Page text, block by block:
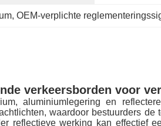
, OEM-verplichte
verkeersborden voor
aluminiumlegering en
waardoor bestuurders
reflectieve werking kan